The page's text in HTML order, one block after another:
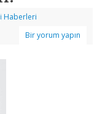
Haberleri
Bir yorum yapın